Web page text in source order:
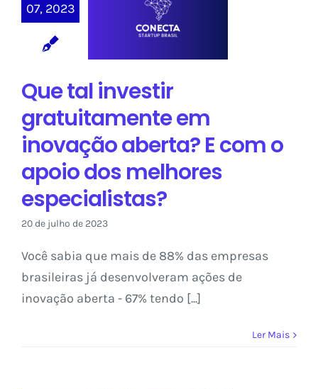
07, 2023
em inovação
aberta? E com o
melhores
especialistas?
Sem categoria
Que tal investir
gratuitamente em
inovação aberta? E com o
apoio dos melhores
especialistas?
20 de julho de 2023
Você sabia que mais de 88% das empresas
brasileiras já desenvolveram ações de
inovação aberta - 67% tendo [...]
Ler Mais